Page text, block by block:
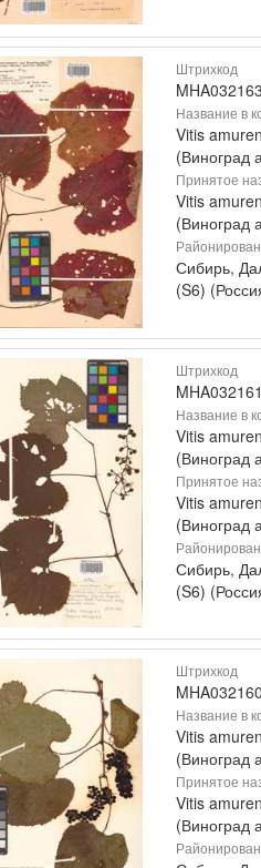
Штрихкод
Название в
Vitis
(Виноград
Принятое
Vitis
(Виноград
Сибирь,
(S6)
Штрихкод
Название в
Vitis
(Виноград
Принятое
Vitis
(Виноград
Сибирь,
(S6)
Штрихкод
Название в
Vitis
(Виноград
Принятое
Vitis
(Виноград